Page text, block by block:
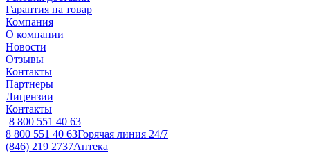
Гарантия на товар
Компания
О компании
Новости
Отзывы
Контакты
Партнеры
Лицензии
Контакты
8 800 551 40 63
8 800 551 40 63Горячая линия 24/7
(846) 219 2737Аптека